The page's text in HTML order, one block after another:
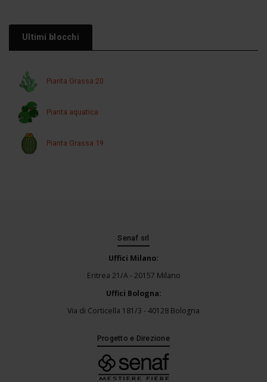
Ultimi blocchi
Pianta Grassa 20
Pianta aquatica
Pianta Grassa 19
Senaf srl
Uffici Milano:
Eritrea 21/A - 20157 Milano
Uffici Bologna:
Via di Corticella 181/3 - 40128 Bologna
Progetto e Direzione